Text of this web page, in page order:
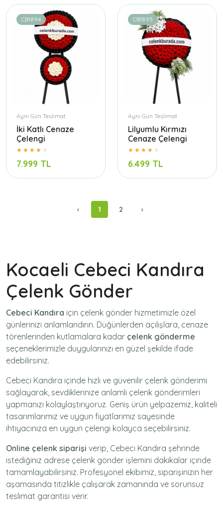
CB1894
Aynı Gün Teslimat
İki Katlı Cenaze
Çelengi
7.999 TL
CB1895
Aynı Gün Teslimat
Lilyumlu Kırmızı
Cenaze Çelengi
6.499 TL
‹ 1 2 ›
Kocaeli Cebeci Kandıra
Çelenk Gönder
Cebeci Kandıra için çelenk gönder hizmetimizle özel
günlerinizi anlamlandırın. Düğünlerden açılışlara, cenaze
törenlerinden kutlamalara kadar çelenk gönderme
seçeneklerimizle duygularınızı en güzel şekilde ifade
edebilirsiniz.
Cebeci Kandıra içinde hızlı ve güvenilir çelenk gönderimi
sağlayarak, sevdiklerinize anlamlı çelenk gönderimleri
yapmanızı kolaylaştırıyoruz. Geniş ürün yelpazemiz, kaliteli
tasarımlarımız ve uygun fiyatlarımız sayesinde
ihtiyacınıza en uygun çelengi kolayca seçebilirsiniz.
Online çelenk siparişi verip, Cebeci Kandıra şehrinde
istediğiniz adrese çelenk gönder işlemini dakikalar içinde
tamamlayabilirsiniz. Profesyonel ekibimiz, siparişinizin her
aşamasında titizlikle çalışarak zamanında ve sorunsuz
teslimat garantisi verir.